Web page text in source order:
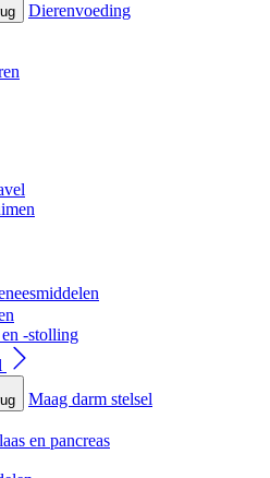
Dierenvoeding
-stolling
Maag darm stelsel
en pancreas